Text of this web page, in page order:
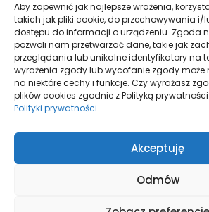
Aby zapewnić jak najlepsze wrażenia,
takich jak pliki cookie, do przechowywania i/
dostępu do informacji o urządzeniu. Zgoda
pozwoli nam przetwarzać dane, takie jak
przeglądania lub unikalne identyfikatory na
wyrażenia zgody lub wycofanie zgody może
na niektóre cechy i funkcje. Czy wyrażasz
plików cookies zgodnie z Polityką
Polityki prywatności
Akceptuję
Odmów
Natalia Grzyb
Polityka